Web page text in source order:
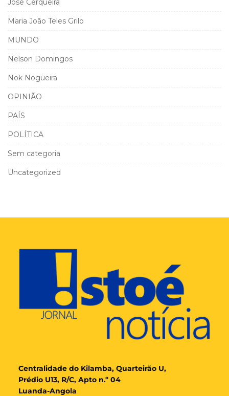
José Cerqueira
Maria João Teles Grilo
MUNDO
Nelson Domingos
Nok Nogueira
OPINIÃO
PAÍS
POLÍTICA
Sem categoria
Uncategorized
Centralidade do Kilamba, Quarteirão U,
Prédio U13, R/C, Apto n.º 04
Luanda-Angola